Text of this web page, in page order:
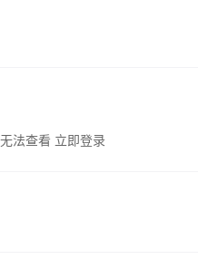
法查看 立即登录